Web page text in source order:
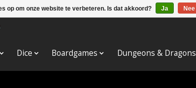
Dice Boardgames Dungeons & Dragons
op om onze website te verbeteren. Is dat akkoord? Ja Nee